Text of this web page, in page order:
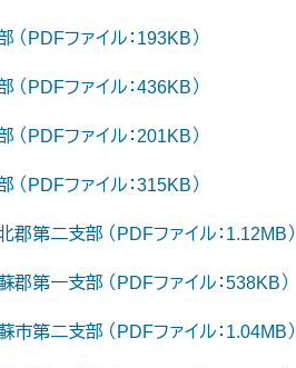
PDFファイル：193KB）
PDFファイル：436KB）
PDFファイル：201KB）
PDFファイル：315KB）
第二支部 （PDFファイル：1.12MB）
第一支部 （PDFファイル：538KB）
第二支部 （PDFファイル：1.04MB）